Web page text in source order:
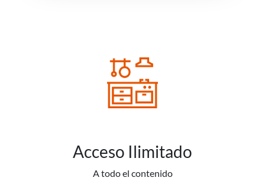
Acceso Ilimitado
A todo el contenido